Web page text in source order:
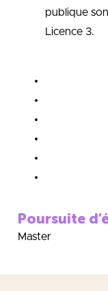
publique
Licence 3.
Poursuite
Master